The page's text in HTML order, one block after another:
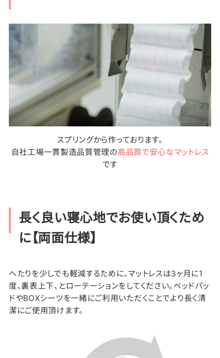
スプリングから作っております。
自社工場一貫製造品質管理の高品質で安心なマットレス
です
長く良い寝心地でお使い頂くため
に【両面仕様】
へたりを少しでも軽減するために、マットレスは3ヶ月に1
度、裏表上下、とローテーションをしてください。ベッドパッ
ドやBOXシーツを一緒にご利用いただくことでより長く清
潔にご使用頂けます。